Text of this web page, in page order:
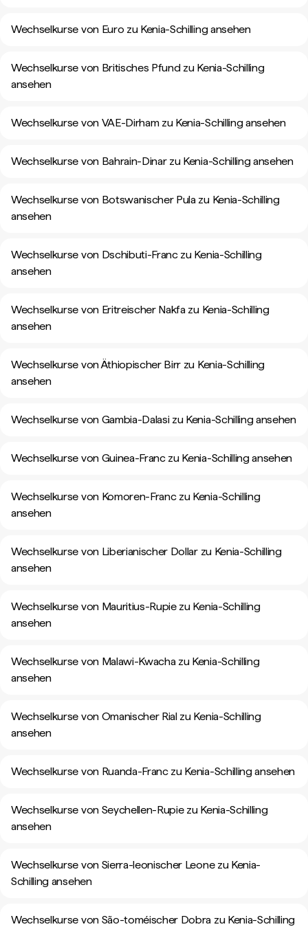
Wechselkurse von Euro zu Kenia-Schilling ansehen
Wechselkurse von Britisches Pfund zu Kenia-Schilling
ansehen
Wechselkurse von VAE-Dirham zu Kenia-Schilling ansehen
Wechselkurse von Bahrain-Dinar zu Kenia-Schilling ansehen
Wechselkurse von Botswanischer Pula zu Kenia-Schilling
ansehen
Wechselkurse von Dschibuti-Franc zu Kenia-Schilling
ansehen
Wechselkurse von Eritreischer Nakfa zu Kenia-Schilling
ansehen
Wechselkurse von Äthiopischer Birr zu Kenia-Schilling
ansehen
Wechselkurse von Gambia-Dalasi zu Kenia-Schilling ansehen
Wechselkurse von Guinea-Franc zu Kenia-Schilling ansehen
Wechselkurse von Komoren-Franc zu Kenia-Schilling
ansehen
Wechselkurse von Liberianischer Dollar zu Kenia-Schilling
ansehen
Wechselkurse von Mauritius-Rupie zu Kenia-Schilling
ansehen
Wechselkurse von Malawi-Kwacha zu Kenia-Schilling
ansehen
Wechselkurse von Omanischer Rial zu Kenia-Schilling
ansehen
Wechselkurse von Ruanda-Franc zu Kenia-Schilling ansehen
Wechselkurse von Seychellen-Rupie zu Kenia-Schilling
ansehen
Wechselkurse von Sierra-leonischer Leone zu Kenia-
Schilling ansehen
Wechselkurse von São-toméischer Dobra zu Kenia-Schilling